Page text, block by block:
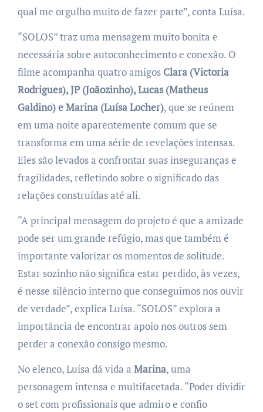
qual me orgulho muito de fazer parte”, conta Luísa.
“SOLOS” traz uma mensagem muito bonita e
necessária sobre autoconhecimento e conexão. O
filme acompanha quatro amigos Clara (Victoria
Rodrigues), JP (Joãozinho), Lucas (Matheus
Galdino)e Marina (Luísa Locher), que se reúnem
em uma noite aparentemente comum que se
transforma em uma série de revelações intensas.
Eles são levados a confrontar suas inseguranças e
fragilidades, refletindo sobre o significado das
relações construídas até ali.
“A principal mensagem do projeto é que a amizade
pode ser um grande refúgio, mas que também é
importante valorizar os momentos de solitude.
Estar sozinho não significa estar perdido, às vezes,
é nesse silêncio interno que conseguimos nos ouvir
de verdade”, explica Luísa. “SOLOS” explora a
importância de encontrar apoio nos outros sem
perder a conexão consigo mesmo.
No elenco, Luísa dá vida a Marina, uma
personagem intensa e multifacetada. “Poder dividir
o set com profissionais que admiro e confio